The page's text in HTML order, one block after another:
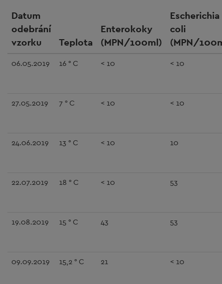
Datum
odebrání
vzorku
Teplota
Enterokoky
(MPN/100ml)
Escherichia
coli
(MPN/
06.05.2019 16 ° C < 10 < 10
27.05.2019 7 ° C < 10 < 10
24.06.2019 13 ° C < 10 10
22.07.2019 18 ° C < 10 53
19.08.2019 15 ° C 43 53
09.09.2019 15,2 ° C 21 < 10